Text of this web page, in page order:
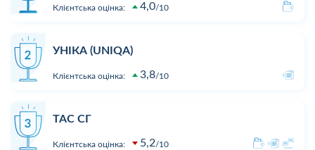
Клієнтська оцінка: 4,0 10
УНІКА (UNIQA)
Клієнтська оцінка: 3,8 10
ТАС СГ
Клієнтська оцінка: 5,2 10